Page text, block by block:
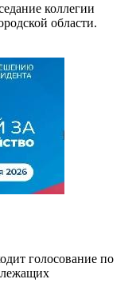
коллегии
области.
голосование по